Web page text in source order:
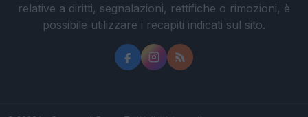
relative a diritti, segnalazioni, rettifiche o rimozioni, è
possibile utilizzare i recapiti indicati sul sito.